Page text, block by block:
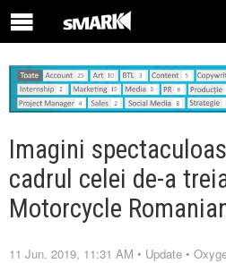
Imagini
cadrul celei de-a
Motorcycle
11 Jun. 2019, 11:31 AM • Update •